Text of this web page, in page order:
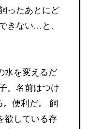
ったあとにど
きない…と、
水を変えるだ
。名前はつけ
。便利だ。 飼
欲している存